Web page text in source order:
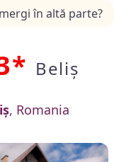
în altă parte?
Beliș
, Romania